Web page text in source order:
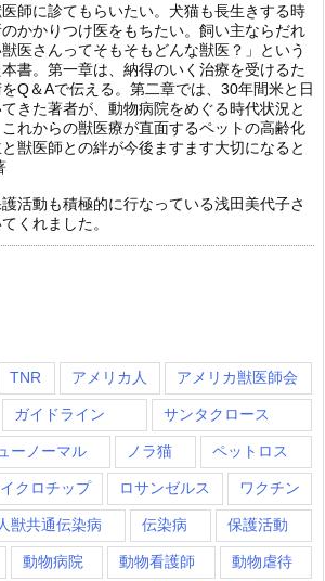
医師に診てもらいたい。犬猫も長生きする時
かかりつけ医をもちたい。飼い主ならだれ
医さんってそもそもどんな獣医？」という
書。第一章は、納得のいく治療を受けるた
Q＆Aで伝える。第二章では、30年間米と日
きた著者が、動物病院をめぐる時代状況と
れからの獣医療が直面するペットの高齢化
獣医師との絆が今後ますます大切になると
活動も積極的に行なっている浅田美代子さ
くれました。
TNR アメリカ人 アメリカ獣医師会
ガイドライン サンタクロース
ーノーマル ノラ猫 ペットロス
クロチップ ロサンゼルス ワクチン
人獣共通伝染病 伝染病 保護活動
動物病院 動物看護師 動物虐待